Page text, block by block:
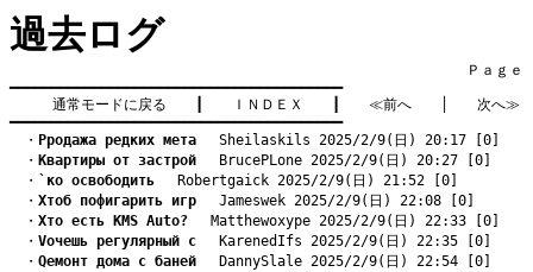
過去ログ
Ｐａｇｅ
━━━━━━━━━━━━━━━━━━━━━━━━━━━━━━━━━━━━━━━━
通常モードに戻る
ＩＮＤＥＸ ≪前へ
次へ≫
━━━━━━━━━━━━━━━━━━━━━━━━━━━━━━━━━━━━━━━━
・ Pродажа редких мета Sheilaskils 2025/2/9(日) 20:17 [0]
・ Kвартиры от застрой BrucePLone 2025/2/9(日) 20:27 [0]
・ `ко освободить Robertgaick 2025/2/9(日) 21:52 [0]
・ Xтоб пофигарить игр Jameswek 2025/2/9(日) 22:08 [0]
・ Xто есть KMS Auto? Matthewoxype 2025/2/9(日) 22:33 [0]
・ Vочешь регулярный с KarenedIfs 2025/2/9(日) 22:35 [0]
・ Qемонт дома с баней DannySlale 2025/2/9(日) 22:54 [0]